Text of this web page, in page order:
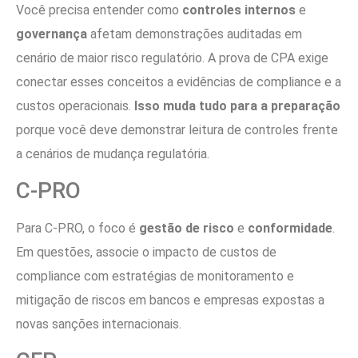
Você precisa entender como controles internos e
governança afetam demonstrações auditadas em
cenário de maior risco regulatório. A prova de CPA exige
conectar esses conceitos a evidências de compliance e a
custos operacionais. Isso muda tudo para a preparação
porque você deve demonstrar leitura de controles frente
a cenários de mudança regulatória.
C-PRO
Para C-PRO, o foco é gestão de risco e conformidade.
Em questões, associe o impacto de custos de
compliance com estratégias de monitoramento e
mitigação de riscos em bancos e empresas expostas a
novas sanções internacionais.